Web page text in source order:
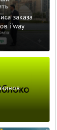
заказа
i'way